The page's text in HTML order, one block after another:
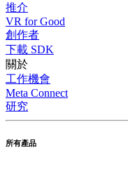
推介
VR for Good
創作者
下載 SDK
關於
工作機會
Meta Connect
研究
所有產品